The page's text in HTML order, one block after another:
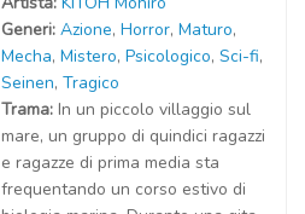
Generi: Azione, Horror, Maturo,
Mecha, Mistero, Psicologico, Sci-fi,
Seinen, Tragico
Trama: In un piccolo villaggio sul
mare, un gruppo di quindici ragazzi
e ragazze di prima media sta
frequentando un corso estivo di